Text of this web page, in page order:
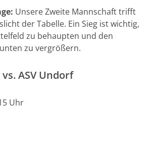
Unsere Zweite Mannschaft trifft
der Tabelle. Ein Sieg ist wichtig,
zu behaupten und den
zu vergrößern.
ASV Undorf
Uhr